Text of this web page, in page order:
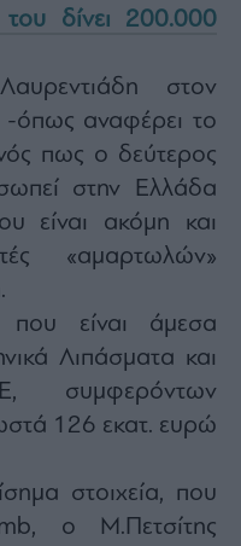
του δίνει 200.000
στον
-όπως αναφέρει το
πως ο δεύτερος
στην Ελλάδα
είναι ακόμη και
«αμαρτωλών»
που είναι άμεσα
Λιπάσματα και
συμφερόντων
126 εκατ. ευρώ
στοιχεία, που
ο Μ.Πετσίτης